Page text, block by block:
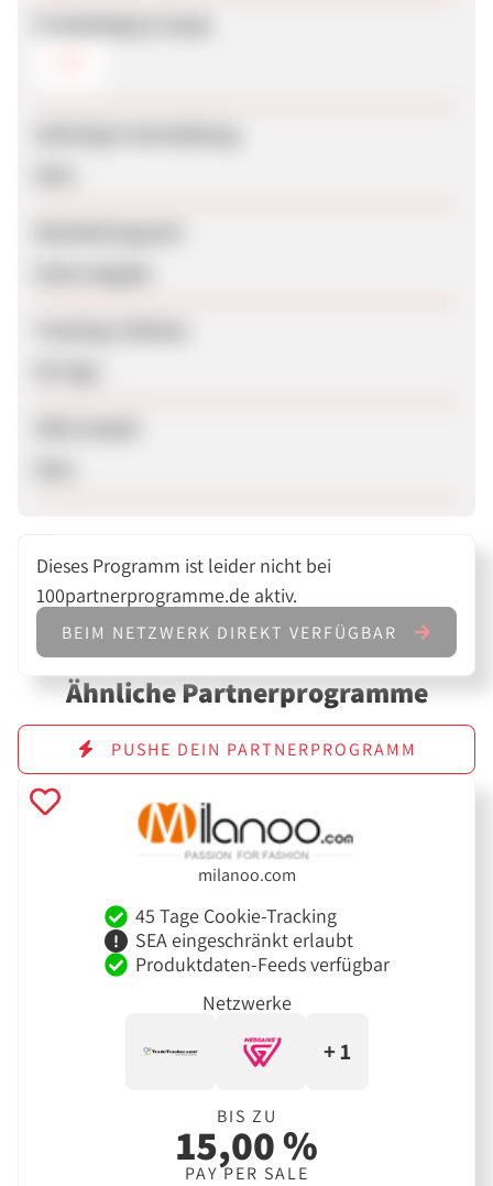
Dieses Programm ist leider nicht bei
100partnerprogramme.de aktiv.
BEIM NETZWERK DIREKT VERFÜGBAR
Ähnliche Partnerprogramme
PUSHE DEIN PARTNERPROGRAMM
milanoo.com
45 Tage Cookie-Tracking
SEA eingeschränkt erlaubt
Produktdaten-Feeds verfügbar
Netzwerke
+ 1
BIS ZU
15,00 %
PAY PER SALE